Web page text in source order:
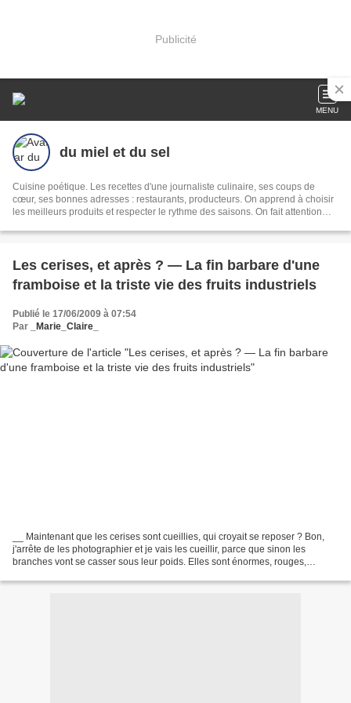
Publicité
MENU
du miel et du sel
Cuisine poétique. Les recettes d'une journaliste culinaire, ses coups de
cœur, ses bonnes adresses : restaurants, producteurs. On apprend à choisir
les meilleurs produits et respecter le rythme des saisons. On fait attention
Les cerises, et après ? — La fin barbare d'une
framboise et la triste vie des fruits industriels
Publié le 17/06/2009 à 07:54
Par
_Marie_Claire_
__ Maintenant que les cerises sont cueillies, qui croyait se reposer ? Bon,
j'arrête de les photographier et je vais les cueillir, parce que sinon les
branches vont se casser sous leur poids. Elles sont énormes, rouges,